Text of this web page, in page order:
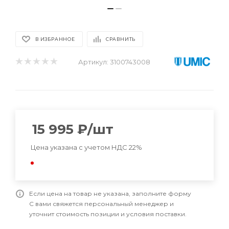
В ИЗБРАННОЕ СРАВНИТЬ
Артикул: 3100743008
15 995 ₽/шт
Цена указана с учетом НДС 22%
Если цена на товар не указана, заполните форму
С вами свяжется персональный менеджер и
уточнит стоимость позиции и условия поставки.